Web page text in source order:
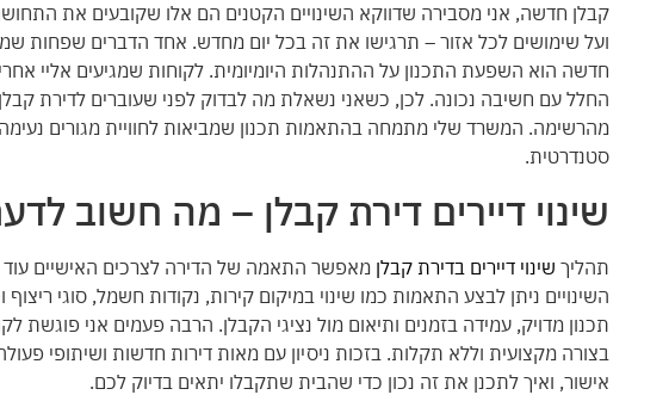
קבלן חדשה, אני מסבירה שדווקא השינויים הקטנים הם אלו שקובעים את
ועל שימושים לכל אזור – תרגישו את זה בכל יום מחדש. אחד הדברים שפחות
חדשה הוא השפעת התכנון על ההתנהלות היומיומית. לקוחות שמגיעים אליי
החלל עם חשיבה נכונה. לכן, כשאני נשאלת מה לבדוק לפני שעוברים לדירת
מהרשימה. המשרד שלי מתמחה בהתאמות תכנון שמביאות לחוויית מגורים
סטנדרטית.
שינוי דיירים דירת קבלן – מה חשוב
תהליך שינוי דיירים בדירת קבלן מאפשר התאמה של הדירה לצרכים האישיים עוד
השינויים ניתן לבצע התאמות כמו שינוי במיקום קירות, נקודות חשמל, סוגי
תכנון מדויק, עמידה בזמנים ותיאום מול נציגי הקבלן. הרבה פעמים אני
בצורה מקצועית וללא תקלות. בזכות ניסיון עם מאות דירות חדשות ושיתופי
אישור, ואיך לתכנן את זה נכון כדי שהבית שתקבלו יתאים בדיוק לכם.